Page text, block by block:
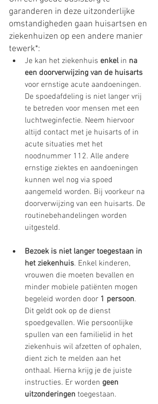
garanderen in deze uitzonderlijke
omstandigheden gaan huisartsen en
ziekenhuizen op een andere manier
tewerk*:
Je kan het ziekenhuis enkel in na
een doorverwijzing van de huisarts
voor ernstige acute aandoeningen.
De spoedafdeling is niet langer vrij
te betreden voor mensen met een
luchtweginfectie. Neem hiervoor
altijd contact met je huisarts of in
acute situaties met het
noodnummer 112. Alle andere
ernstige ziektes en aandoeningen
kunnen wel nog via spoed
aangemeld worden. Bij voorkeur na
doorverwijzing van een huisarts. De
routinebehandelingen worden
uitgesteld.
Bezoek is niet langer toegestaan in
het ziekenhuis. Enkel kinderen,
vrouwen die moeten bevallen en
minder mobiele patiënten mogen
begeleid worden door 1 persoon.
Dit geldt ook op de dienst
spoedgevallen. Wie persoonlijke
spullen van een familielid in het
ziekenhuis wil afzetten of ophalen,
dient zich te melden aan het
onthaal. Hierna krijg je de juiste
instructies. Er worden geen
uitzonderingen toegestaan.